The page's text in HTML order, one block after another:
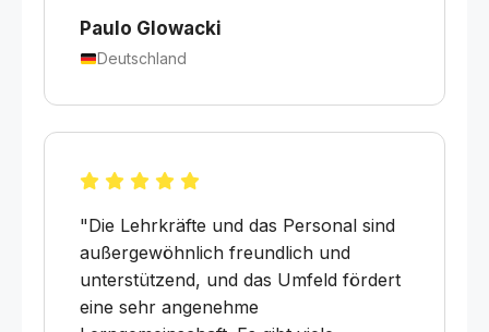
Altstadt, und es gibt viele Aktivitäten, an
denen man teilnehmen kann. Das
wenn man hier die Kurse besucht."
Paulo Glowacki
Deutschland
"Die Lehrkräfte und das Personal sind
außergewöhnlich freundlich und
unterstützend, und das Umfeld fördert
eine sehr angenehme